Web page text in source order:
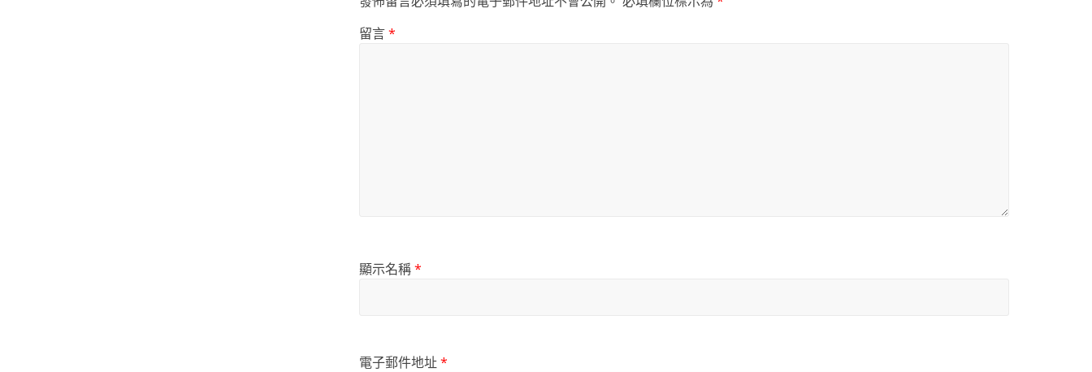
留言*
顯示名稱*
電子郵件地址*